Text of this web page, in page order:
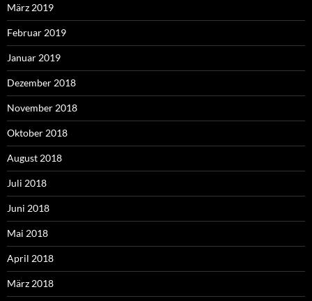
März 2019
Februar 2019
Januar 2019
Dezember 2018
November 2018
Oktober 2018
August 2018
Juli 2018
Juni 2018
Mai 2018
April 2018
März 2018